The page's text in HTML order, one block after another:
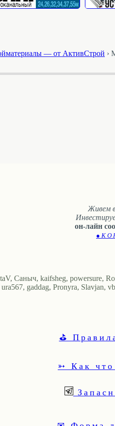
— от АктивСтрой ›
Живем
он-лайн
● К О
Саныч, kaifsheg, powersure,
gaddag, Pronyra,
⛳
➳ Как что